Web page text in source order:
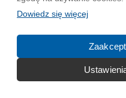
Dowiedz się więcej